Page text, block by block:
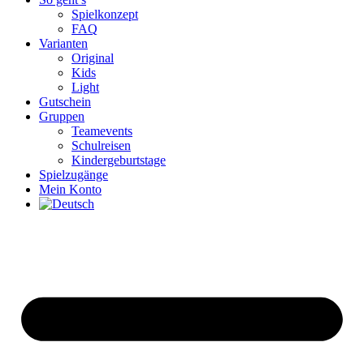
Spielkonzept
FAQ
Varianten
Original
Kids
Light
Gutschein
Gruppen
Teamevents
Schulreisen
Kindergeburtstage
Spielzugänge
Mein Konto